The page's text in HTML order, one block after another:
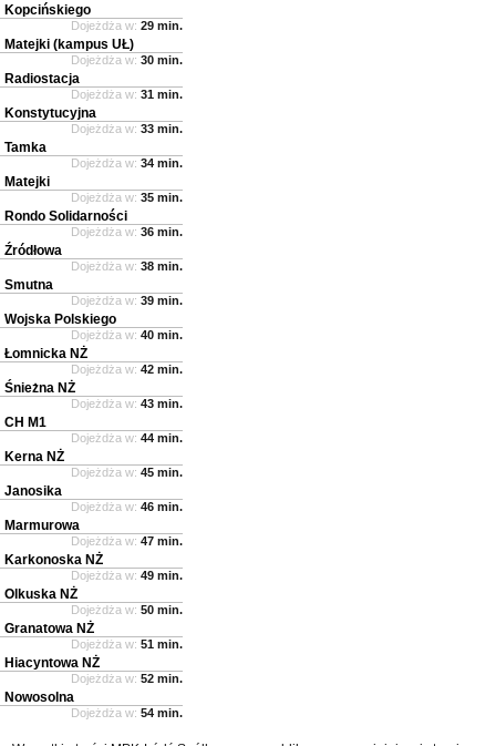
Kopcińskiego
Dojeżdża w: 29 min.
Matejki (kampus UŁ)
Dojeżdża w: 30 min.
Radiostacja
Dojeżdża w: 31 min.
Konstytucyjna
Dojeżdża w: 33 min.
Tamka
Dojeżdża w: 34 min.
Matejki
Dojeżdża w: 35 min.
Rondo Solidarności
Dojeżdża w: 36 min.
Źródłowa
Dojeżdża w: 38 min.
Smutna
Dojeżdża w: 39 min.
Wojska Polskiego
Dojeżdża w: 40 min.
Łomnicka NŻ
Dojeżdża w: 42 min.
Śnieżna NŻ
Dojeżdża w: 43 min.
CH M1
Dojeżdża w: 44 min.
Kerna NŻ
Dojeżdża w: 45 min.
Janosika
Dojeżdża w: 46 min.
Marmurowa
Dojeżdża w: 47 min.
Karkonoska NŻ
Dojeżdża w: 49 min.
Olkuska NŻ
Dojeżdża w: 50 min.
Granatowa NŻ
Dojeżdża w: 51 min.
Hiacyntowa NŻ
Dojeżdża w: 52 min.
Nowosolna
Dojeżdża w: 54 min.